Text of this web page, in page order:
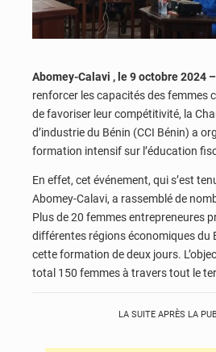
Abomey-Calavi , le 9 octobre 2024 –
renforcer les capacités des femmes
de favoriser leur compétitivité, la
d’industrie du Bénin (CCI Bénin) a
formation intensif sur l’éducation
En effet, cet événement, qui s’est
Abomey-Calavi, a rassemblé de
Plus de 20 femmes entrepreneures
différentes régions économiques du
cette formation de deux jours.
total 150 femmes à travers tout le
LA SUITE APRÈS LA